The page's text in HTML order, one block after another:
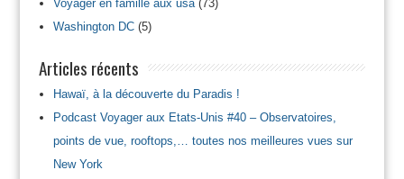
Voyager en famille aux usa(73)
Washington DC(5)
Articles récents
Hawaï, à la découverte du Paradis !
Podcast Voyager aux Etats-Unis #40 – Observatoires,
points de vue, rooftops,… toutes nos meilleures vues sur
New York